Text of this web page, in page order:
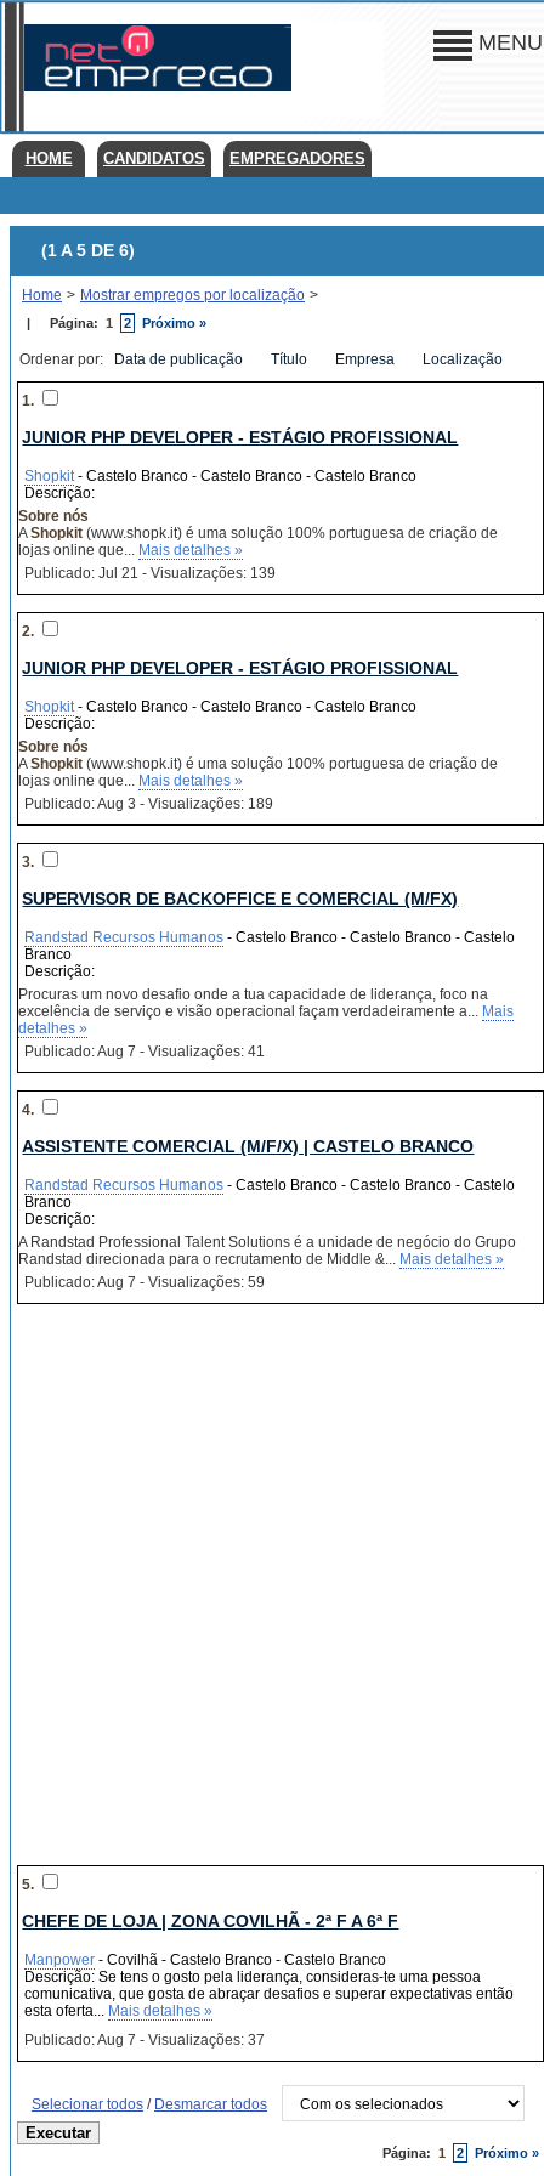
MENU
HOME CANDIDATOS EMPREGADORES
(1 A 5 DE 6)
Home > Mostrar empregos por localização >
| Página: 1 2 Próximo »
Ordenar por: Data de publicação Título Empresa Localização
1.
JUNIOR PHP DEVELOPER - ESTÁGIO PROFISSIONAL
Shopkit- Castelo Branco - Castelo Branco - Castelo Branco
Descrição:
Sobre nós
AShopkit (www.shopk.it) é uma solução 100% portuguesa de criação de
lojas online que... Mais detalhes »
Publicado: Jul 21 - Visualizações: 139
2.
JUNIOR PHP DEVELOPER - ESTÁGIO PROFISSIONAL
Shopkit- Castelo Branco - Castelo Branco - Castelo Branco
Descrição:
Sobre nós
AShopkit (www.shopk.it) é uma solução 100% portuguesa de criação de
lojas online que... Mais detalhes »
Publicado: Aug 3 - Visualizações: 189
3.
SUPERVISOR DE BACKOFFICE E COMERCIAL (M/FX)
Randstad Recursos Humanos - Castelo Branco - Castelo Branco - Castelo
Branco
Descrição:
Procuras um novo desafio onde a tua capacidade de liderança, foco na
excelência de serviço e visão operacional façam verdadeiramente a... Mais
detalhes »
Publicado: Aug 7 - Visualizações: 41
4.
ASSISTENTE COMERCIAL (M/F/X) | CASTELO BRANCO
Randstad Recursos Humanos - Castelo Branco - Castelo Branco - Castelo
Branco
Descrição:
A Randstad Professional Talent Solutions é a unidade de negócio do Grupo
Randstad direcionada para o recrutamento de Middle &... Mais detalhes »
Publicado: Aug 7 - Visualizações: 59
5.
CHEFE DE LOJA | ZONA COVILHÃ - 2ª F A 6ª F
Manpower - Covilhã - Castelo Branco - Castelo Branco
Descrição: Se tens o gosto pela liderança, consideras-te uma pessoa
comunicativa, que gosta de abraçar desafios e superar expectativas então
esta oferta... Mais detalhes »
Publicado: Aug 7 - Visualizações: 37
Selecionar todos / Desmarcar todos
Página: 1 2 Próximo »